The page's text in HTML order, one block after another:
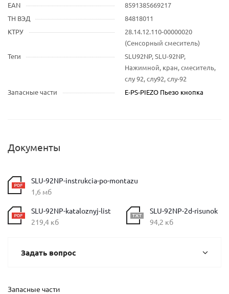
EAN
8591385669217
ТН ВЭД
84818011
КТРУ
28.14.12.110-00000020
(Сенсорный смеситель)
Теги
SLU92NP, SLU-92NP,
Нажимной, кран, смеситель,
слу 92, слу92, слу-92
Запасные части
E-PS-PIEZO Пьезо кнопка
Документы
SLU-92NP-instrukcia-po-montazu
1,6 мб
SLU-92NP-kataloznyj-list
219,4 кб
SLU-92NP-2d-risunok
94,2 кб
Задать вопрос
Запасные части